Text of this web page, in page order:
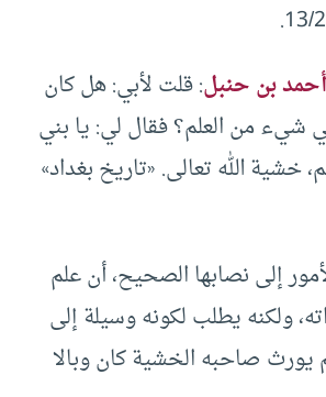
أحمد بن حنبل: قلت لأبي: هل كان
شيء من العلم؟ فقال لي: يا بني
خشية الله تعالى. «تاريخ بغداد»
إلى نصابها الصحيح، أن علم
ولكنه يطلب لكونه وسيلة إلى
يورث صاحبه الخشية كان وبالا